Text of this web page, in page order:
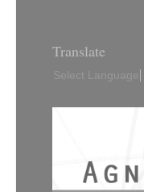
Translate
Select Language